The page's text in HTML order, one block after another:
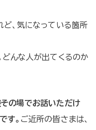
ど、気になっている箇所
どんな人が出てくるのか
の場でお話いただけ
す。 ご近所の皆さまは、